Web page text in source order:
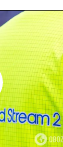
Video